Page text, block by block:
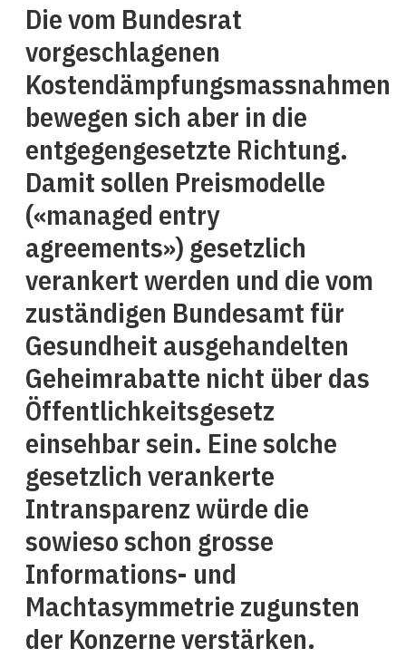
Die vom Bundesrat
vorgeschlagenen
Kostendämpfungsmassnahmen
bewegen sich aber in die
entgegengesetzte Richtung.
Damit sollen Preismodelle
(«managed entry
agreements») gesetzlich
verankert werden und die vom
zuständigen Bundesamt für
Gesundheit ausgehandelten
Geheimrabatte nicht über das
Öffentlichkeitsgesetz
einsehbar sein. Eine solche
gesetzlich verankerte
Intransparenz würde die
sowieso schon grosse
Informations- und
Machtasymmetrie zugunsten
der Konzerne verstärken.